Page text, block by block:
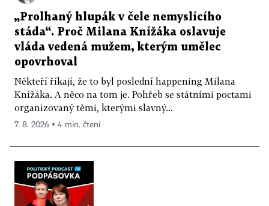
„Prolhaný hlupák v čele nemyslícího
stáda“. Proč Milana Knížáka oslavuje
vláda vedená mužem, kterým umělec
opovrhoval
Někteří říkají, že to byl poslední happening Milana
Knížáka. A něco na tom je. Pohřeb se státními poctami
organizovaný těmi, kterými slavný...
7. 8. 2026 ▪ 4 min. čtení